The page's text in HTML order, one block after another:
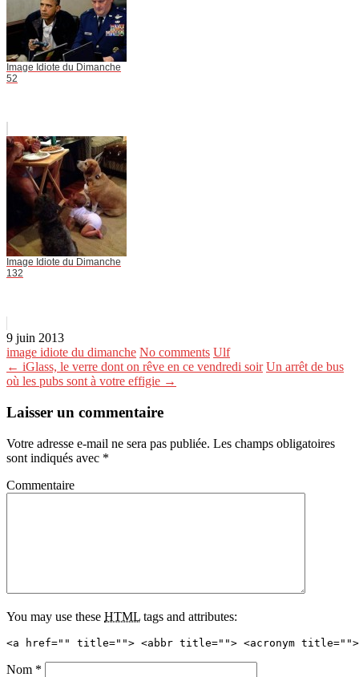
Image Idiote du Dimanche
52
Image Idiote du Dimanche
132
9 juin 2013
image idiote du dimanche No comments Ulf
← iGlass, le verre dont on rêve en ce vendredi soir Un arrêt de bus
où les pubs sont à votre effigie →
Laisser un commentaire
Votre adresse e-mail ne sera pas publiée. Les champs obligatoires
sont indiqués avec *
Commentaire
You may use these HTML tags and attributes:
<a href="" title=""> <abbr title=""> <acronym title="">
Nom *